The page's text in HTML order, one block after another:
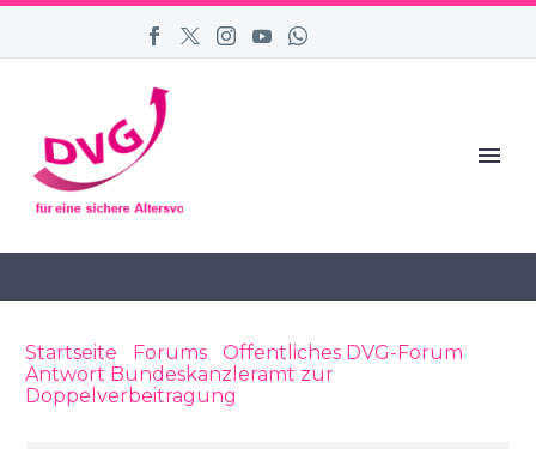
Startseite Forums Öffentliches DVG-Forum
Antwort Bundeskanzleramt zur
Doppelverbeitragung